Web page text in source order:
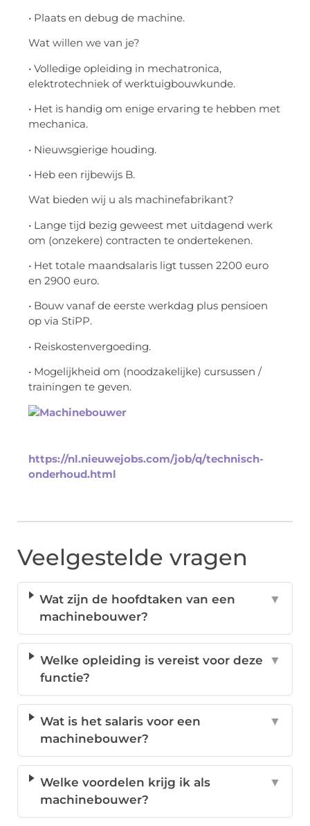
• Plaats en debug de machine.
Wat willen we van je?
• Volledige opleiding in mechatronica,
elektrotechniek of werktuigbouwkunde.
• Het is handig om enige ervaring te hebben met
mechanica.
• Nieuwsgierige houding.
• Heb een rijbewijs B.
Wat bieden wij u als machinefabrikant?
• Lange tijd bezig geweest met uitdagend werk
om (onzekere) contracten te ondertekenen.
• Het totale maandsalaris ligt tussen 2200 euro
en 2900 euro.
• Bouw vanaf de eerste werkdag plus pensioen
op via StiPP.
• Reiskostenvergoeding.
• Mogelijkheid om (noodzakelijke) cursussen /
trainingen te geven.
https://nl.nieuwejobs.com/job/q/technisch-
onderhoud.html
Veelgestelde vragen
Wat zijn de hoofdtaken van een
machinebouwer?
▼
Welke opleiding is vereist voor deze
functie?
▼
Wat is het salaris voor een
machinebouwer?
▼
Welke voordelen krijg ik als
machinebouwer?
▼